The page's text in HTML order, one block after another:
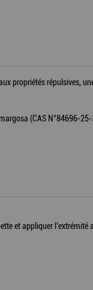
propriétés répulsives,
(CAS N°84696-
et appliquer